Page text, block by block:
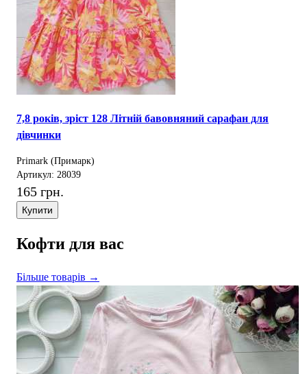
7,8 років, зріст 128 Літній бавовняний сарафан для
дівчинки
Primark (Примарк)
Артикул: 28039
165 грн.
Купити
Кофти для вас
Більше товарів →